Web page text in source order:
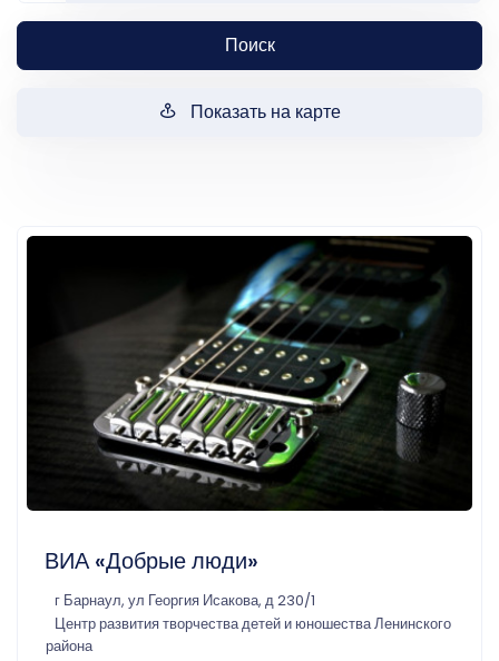
Поиск
Показать на карте
ВИА «Добрые люди»
г Барнаул, ул Георгия Исакова, д 230/1
Центр развития творчества детей и юношества Ленинского
района